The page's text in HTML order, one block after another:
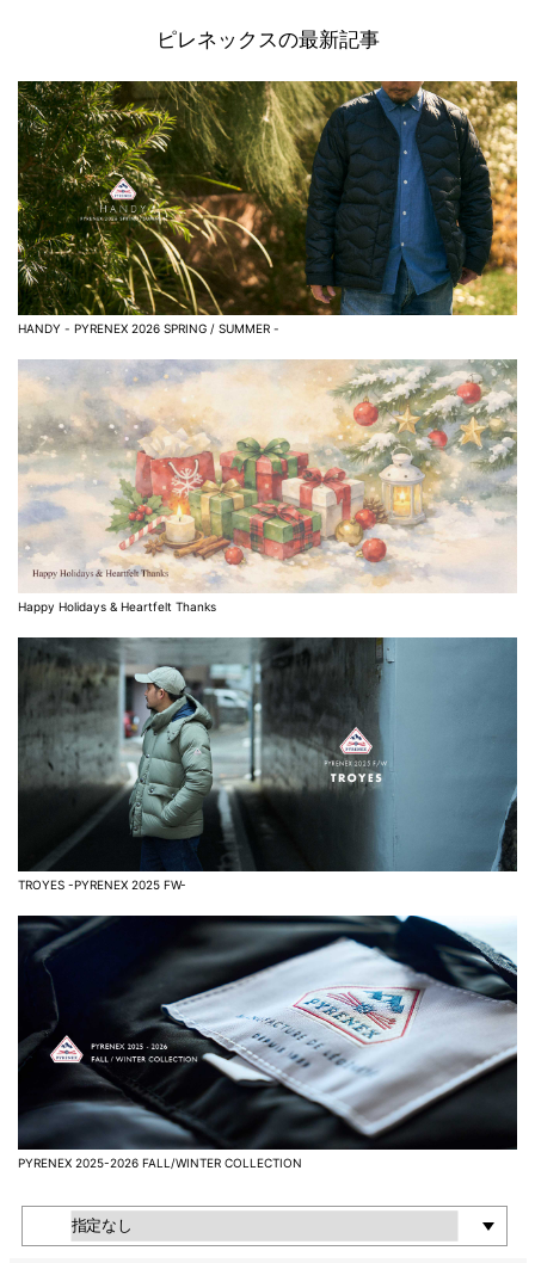
ピレネックスの最新記事
HANDY - PYRENEX 2026 SPRING / SUMMER -
Happy Holidays & Heartfelt Thanks
TROYES -PYRENEX 2025 FW-
PYRENEX 2025-2026 FALL/WINTER COLLECTION